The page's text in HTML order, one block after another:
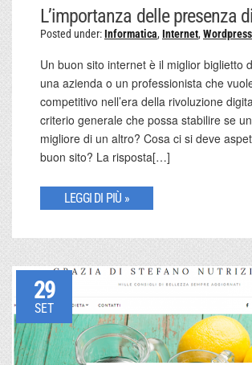
L’importanza delle presenza
Posted under:Informatica, Internet, Wordpress
Un buon sito internet è il miglior biglietto
una azienda o un professionista che
competitivo nell’era della rivoluzione
criterio generale che possa stabilire se
migliore di un altro? Cosa ci si deve
buon sito? La risposta[…]
LEGGI DI PIÙ »
29
SET